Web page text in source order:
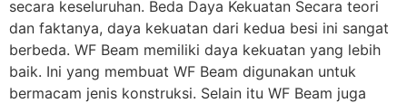
secara keseluruhan. Beda Daya Kekuatan Secara teori
dan faktanya, daya kekuatan dari kedua besi ini sangat
berbeda. WF Beam memiliki daya kekuatan yang lebih
baik. Ini yang membuat WF Beam digunakan untuk
bermacam jenis konstruksi. Selain itu WF Beam juga